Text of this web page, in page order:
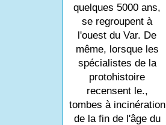
quelques 5000 ans,
se regroupent à
l'ouest du Var. De
même, lorsque les
spécialistes de la
protohistoire
recensent le.,
tombes à incinération
de la fin de l'âge du